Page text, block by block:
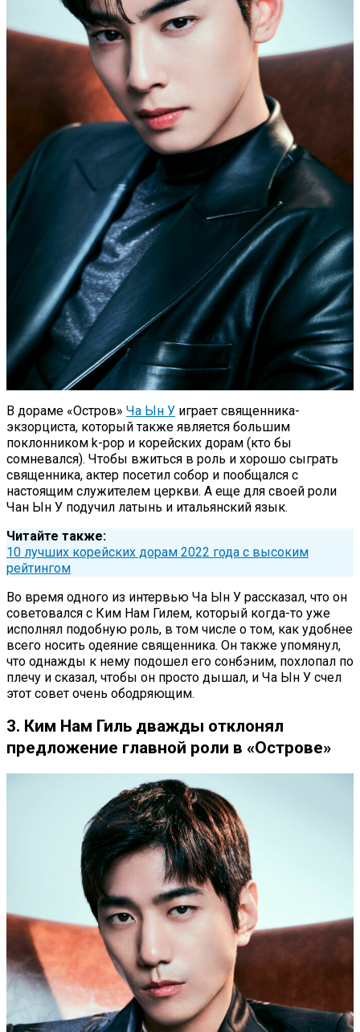
В дораме «Остров» Ча Ын У играет священника-
экзорциста, который также является большим
поклонником k-pop и корейских дорам (кто бы
сомневался). Чтобы вжиться в роль и хорошо сыграть
священника, актер посетил собор и пообщался с
настоящим служителем церкви. А еще для своей роли
Чан Ын У подучил латынь и итальянский язык.
Читайте также:
10 лучших корейских дорам 2022 года с высоким
рейтингом
Во время одного из интервью Ча Ын У рассказал, что он
советовался с Ким Нам Гилем, который когда-то уже
исполнял подобную роль, в том числе о том, как удобнее
всего носить одеяние священника. Он также упомянул,
что однажды к нему подошел его сонбэним, похлопал по
плечу и сказал, чтобы он просто дышал, и Ча Ын У счел
этот совет очень ободряющим.
3. Ким Нам Гиль дважды отклонял
предложение главной роли в «Острове»